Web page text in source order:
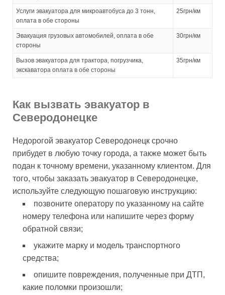
Услуги эвакуатора для микроавтобуса до 3 тонн,
оплата в обе стороны
25грн/км
Эвакуация грузовых автомобилей, оплата в обе
стороны
30грн/км
Вызов эвакуатора для трактора, погрузчика,
экскаватора оплата в обе стороны
35грн/км
Как вызвать эвакуатор в
Северодонецке
Недорогой эвакуатор Северодонецк срочно
прибудет в любую точку города, а также может быть
подан к точному времени, указанному клиентом. Для
того, чтобы заказать эвакуатор в Северодонецке,
используйте следующую пошаговую инструкцию:
позвоните оператору по указанному на сайте
номеру телефона или напишите через форму
обратной связи;
укажите марку и модель транспортного
средства;
опишите повреждения, полученные при ДТП,
какие поломки произошли;